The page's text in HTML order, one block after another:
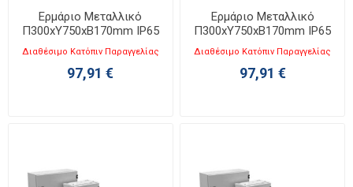
Ερμάριο Μεταλλικό
Π300xΥ750xΒ170mm IP65
KB 3075-2
Διαθέσιμο Κατόπιν Παραγγελίας
97,91 €
Ερμάριο Μεταλλικό
Π300xΥ750xΒ170mm IP65
KB 3075-4
Διαθέσιμο Κατόπιν Παραγγελίας
97,91 €